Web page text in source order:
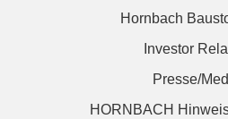
Hornbach
Investor
Presse/
HORNBACH